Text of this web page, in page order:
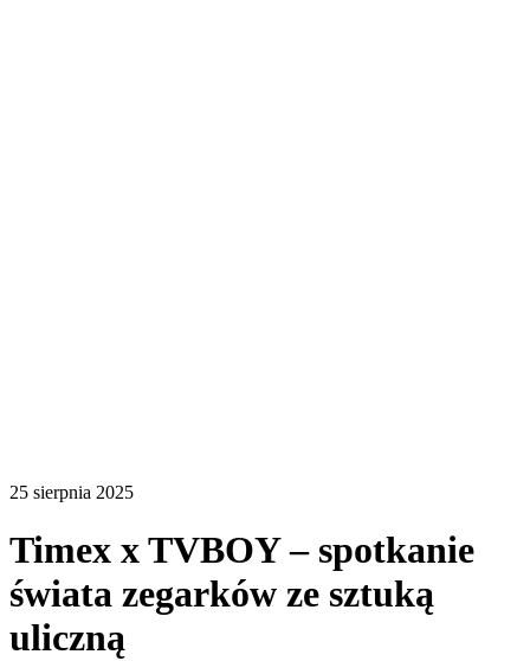
25 sierpnia 2025
Timex x TVBOY – spotkanie
świata zegarków ze sztuką
uliczną